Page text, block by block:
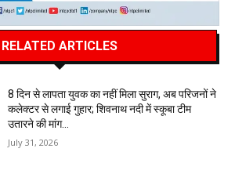
RELATED ARTICLES
8 दिन से लापता युवक का नहीं मिला सुराग, अब परिजनों ने
कलेक्टर से लगाई गुहार; शिवनाथ नदी में स्कूबा टीम
उतारने की मांग…
July 31, 2026